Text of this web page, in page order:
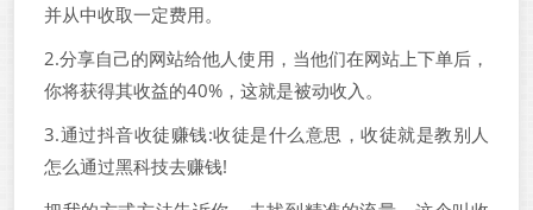
并从中收取一定费用。
2.分享自己的网站给他人使用，当他们在网站上下单后，
你将获得其收益的40%，这就是被动收入。
3.通过抖音收徒赚钱:收徒是什么意思，收徒就是教别人
怎么通过黑科技去赚钱!